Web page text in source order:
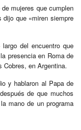
mujeres que cumplen
que «miren siempre
del encuentro que
presencia en Roma de
Cobres, en Argentina.
y hablaron al Papa de
de que muchos
mano de un programa